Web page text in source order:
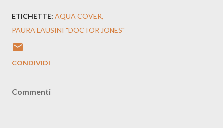
ETICHETTE: AQUA COVER
PAURA LAUSINI "DOCTOR JONES"
CONDIVIDI
Commenti